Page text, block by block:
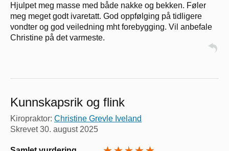
Hjulpet meg masse med både nakke og bekken. Føler
meg meget godt ivaretatt. God oppfølging på tidligere
vondter og god veiledning mht forebygging. Vil anbefale
Christine på det varmeste.
Kunnskapsrik og flink
Kiropraktor: Christine Grevle Iveland
Skrevet30. august 2025